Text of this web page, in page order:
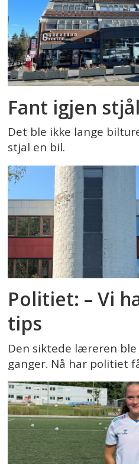
Fant igjen
Det ble ikke lange
stjal en bil.
Politiet: – Vi
tips
Den siktede læreren
ganger. Nå har politiet